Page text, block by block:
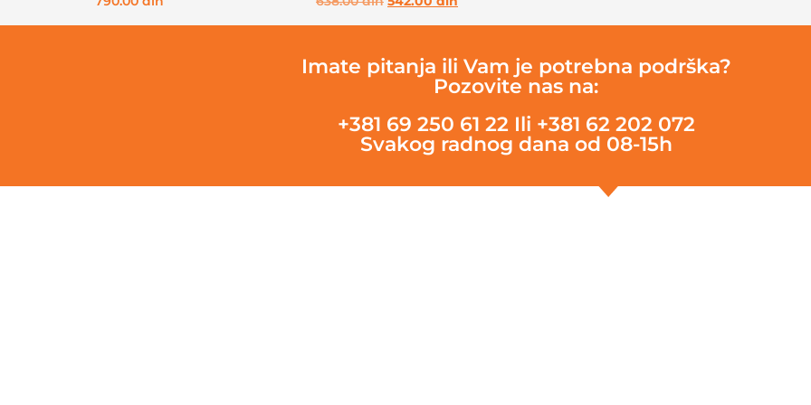
Imate pitanja ili Vam je potrebna podrška?
Pozovite nas na:
+381 69 250 61 22 Ili +381 62 202 072
Svakog radnog dana od 08-15h